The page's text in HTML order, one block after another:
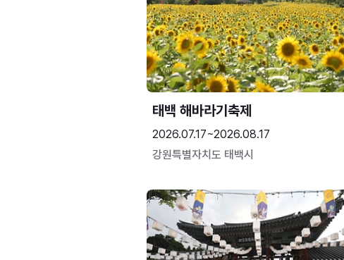
태백 해바라기축제
2026.07.17~2026.08.17
강원특별자치도 태백시